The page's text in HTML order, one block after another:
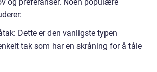
og preferanser. Noen populære
Dette er den vanligste typen
tak som har en skråning for å tåle